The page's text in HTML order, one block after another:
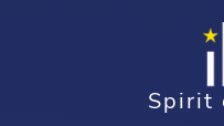
Spirit